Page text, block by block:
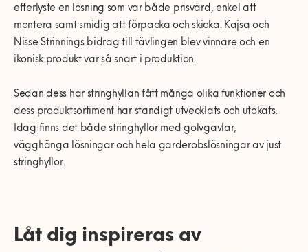
efterlyste en lösning som var både prisvärd, enkel att
montera samt smidig att förpacka och skicka. Kajsa och
Nisse Strinnings bidrag till tävlingen blev vinnare och en
ikonisk produkt var så snart i produktion.
Sedan dess har stringhyllan fått många olika funktioner och
dess produktsortiment har ständigt utvecklats och utökats.
Idag finns det både stringhyllor med golvgavlar,
vägghänga lösningar och hela garderobslösningar av just
stringhyllor.
Låt dig inspireras av